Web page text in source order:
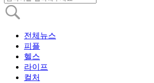
전체뉴스
피플
헬스
라이프
컬처